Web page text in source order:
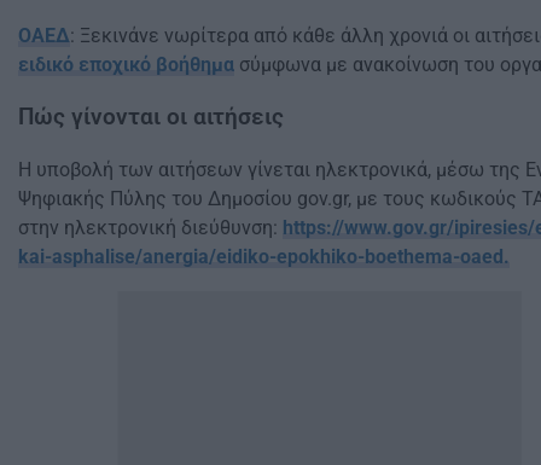
ΟΑΕΔ: Ξεκινάνε νωρίτερα από κάθε άλλη χρονιά οι
ειδικό εποχικό βοήθημα σύμφωνα με ανακοίνωση του
Πώς γίνονται οι αιτήσεις
Η υποβολή των αιτήσεων γίνεται ηλεκτρονικά, μέσω της
Ψηφιακής Πύλης του Δημοσίου gov.gr, με τους κωδικούς
στην ηλεκτρονική διεύθυνση: https://www.gov.gr/ipiresies/
kai-asphalise/anergia/eidiko-epokhiko-boethema-oaed.